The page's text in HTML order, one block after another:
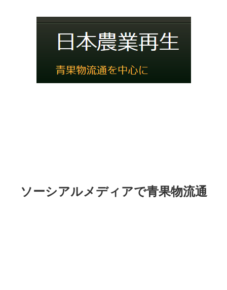
ソーシアルメディアで青果物流通